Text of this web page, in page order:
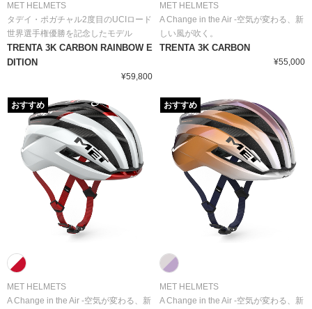
MET HELMETS
タデイ・ポガチャル2度目のUCIロード
世界選手権優勝を記念したモデル
TRENTA 3K CARBON RAINBOW E
DITION
¥59,800
MET HELMETS
A Change in the Air -空気が変わる、新
しい風が吹く。
TRENTA 3K CARBON
¥55,000
MET HELMETS
A Change in the Air -空気が変わる、新
おすすめ
MET HELMETS
A Change in the Air -空気が変わる、新
おすすめ